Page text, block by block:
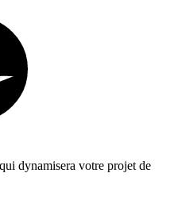
dynamisera votre projet de